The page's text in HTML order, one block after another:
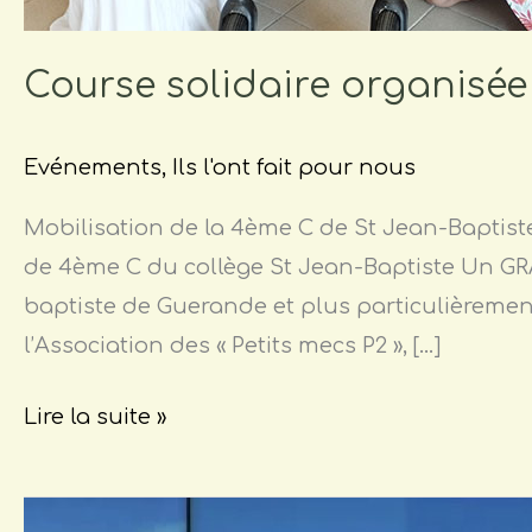
Course solidaire
Evénements, Ils l'ont fait pour nous
Mobilisation de la 4ème C de St Jean-
de 4ème C du collège St Jean-Baptiste Un
baptiste de Guerande et plus
l’Association des « Petits mecs P2 », […]
Lire la suite »